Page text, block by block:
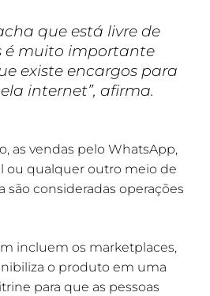
que está livre de
é muito importante
existe encargos para
internet”, afirma.
as vendas pelo WhatsApp,
ou qualquer outro meio de
são consideradas operações
incluem os marketplaces,
o produto em uma
para que as pessoas